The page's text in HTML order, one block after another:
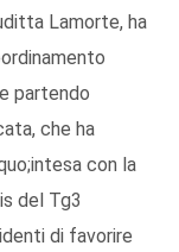
Lamorte, ha
partendo
che ha
con la
del Tg3
di favorire